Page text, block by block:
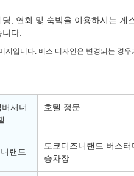
, 연회 및 숙박을 이용하시는 게
다.
지입니다. 버스 디자인은 변경되는 경우
서더
호텔 정문
랜드
도쿄디즈니랜드 버스
승차장